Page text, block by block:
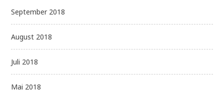
September 2018
August 2018
Juli 2018
Mai 2018